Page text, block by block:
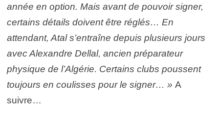
année en option. Mais avant de pouvoir signer,
certains détails doivent être réglés… En
attendant, Atal s’entraîne depuis plusieurs jours
avec Alexandre Dellal, ancien préparateur
physique de l’Algérie. Certains clubs poussent
toujours en coulisses pour le signer… » A
suivre…